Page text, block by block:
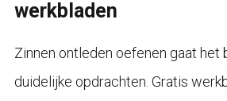
werkbladen
Zinnen ontleden oefenen gaat het
duidelijke opdrachten. Gratis